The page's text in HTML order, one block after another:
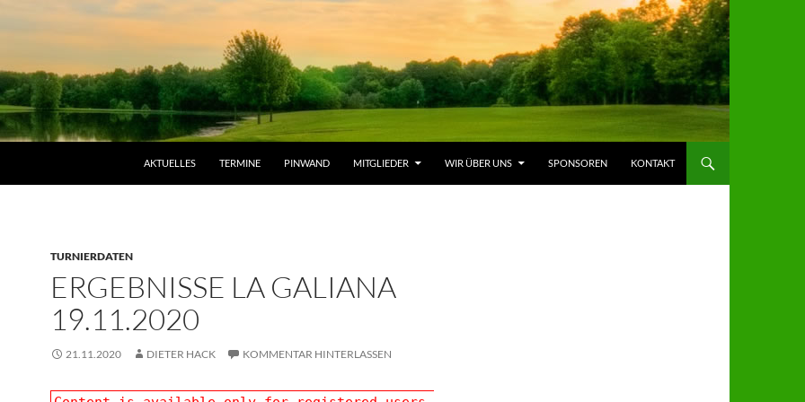
AKTUELLES TERMINE PINWAND MITGLIEDER WIR ÜBER UNS SPONSOREN KONTAKT
TURNIERDATEN
ERGEBNISSE LA GALIANA
19.11.2020
21.11.2020 DIETER HACK KOMMENTAR HINTERLASSEN